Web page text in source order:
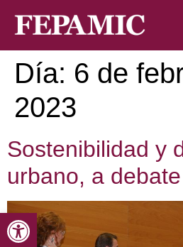
Abrir barra de
Día: 6 de
2023
Sostenibilidad y
urbano, a debate